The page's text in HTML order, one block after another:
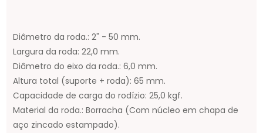
Diâmetro da roda.: 2" - 50 mm.
Largura da roda: 22,0 mm.
Diâmetro do eixo da roda.: 6,0 mm.
Altura total (suporte + roda): 65 mm.
Capacidade de carga do rodízio: 25,0 kgf.
Material da roda.: Borracha (Com núcleo em chapa de
aço zincado estampado).